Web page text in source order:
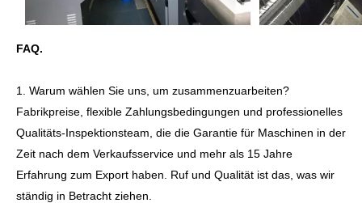
FAQ.
1. Warum wählen Sie uns, um zusammenzuarbeiten?
Fabrikpreise, flexible Zahlungsbedingungen und professionelles
Qualitäts-Inspektionsteam, die die Garantie für Maschinen in der
Zeit nach dem Verkaufsservice und mehr als 15 Jahre
Erfahrung zum Export haben. Ruf und Qualität ist das, was wir
ständig in Betracht ziehen.